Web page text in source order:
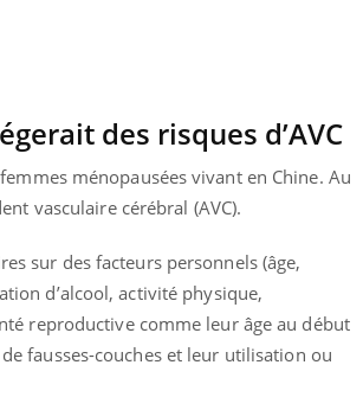
des risques d’AVC
ménopausées vivant en Chine. Au
vasculaire cérébral (AVC).
sur des facteurs personnels (âge,
d’alcool, activité physique,
reproductive comme leur âge au début
fausses-couches et leur utilisation ou
Youtube
Un « jumeau numérique » pour
faciliter l’accès à la médecine